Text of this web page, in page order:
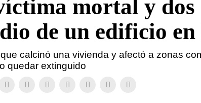
mortal y dos
de un edificio
calcinó una vivienda y afectó a zonas
quedar extinguido